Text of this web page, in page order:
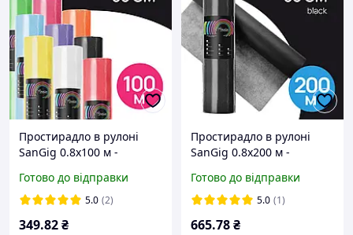
Простирадло в рулоні
SanGig 0.8х100 м -
Готово до відправки
5.0 (2)
349.82₴
Простирадло в рулоні
SanGig 0.8х200 м -
Готово до відправки
5.0 (1)
665.78₴